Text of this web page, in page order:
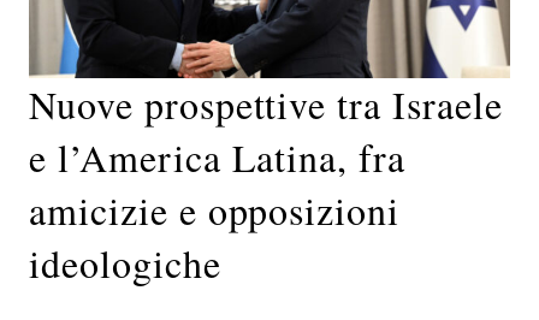
Nuove prospettive tra Israele
e l’America Latina, fra
amicizie e opposizioni
ideologiche